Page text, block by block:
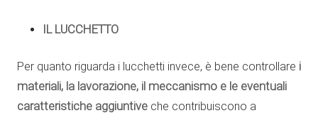
IL LUCCHETTO
Per quanto riguarda i lucchetti invece, è bene controllare i
materiali, la lavorazione, il meccanismo e le eventuali
caratteristiche aggiuntive che contribuiscono a